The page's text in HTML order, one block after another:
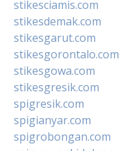
stikesciamis.com
stikesdemak.com
stikesgarut.com
stikesgorontalo.com
stikesgowa.com
stikesgresik.com
spigresik.com
spigianyar.com
spigrobongan.com